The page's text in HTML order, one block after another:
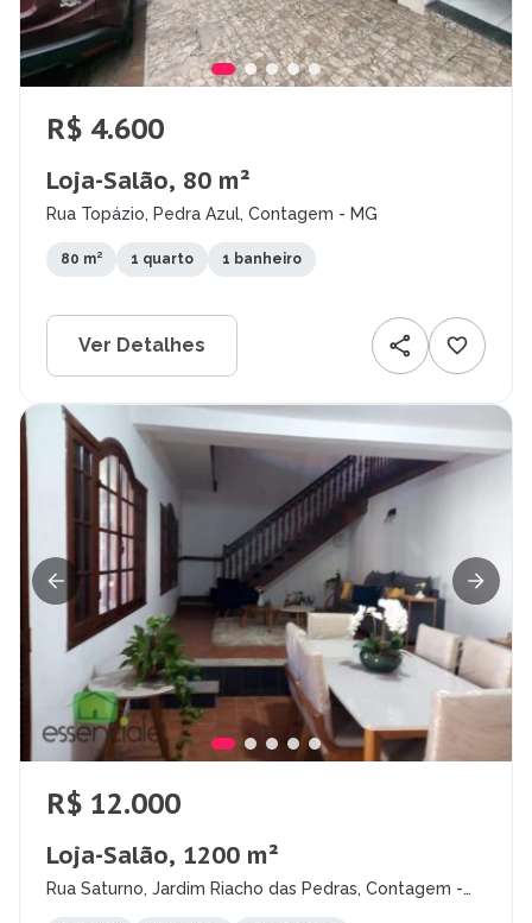
R$ 4.600
Loja-Salão, 80 m²
Rua Topázio, Pedra Azul, Contagem - MG
80 m² 1 quarto 1 banheiro
Ver Detalhes
R$ 12.000
Loja-Salão, 1200 m²
Rua Saturno, Jardim Riacho das Pedras, Contagem -